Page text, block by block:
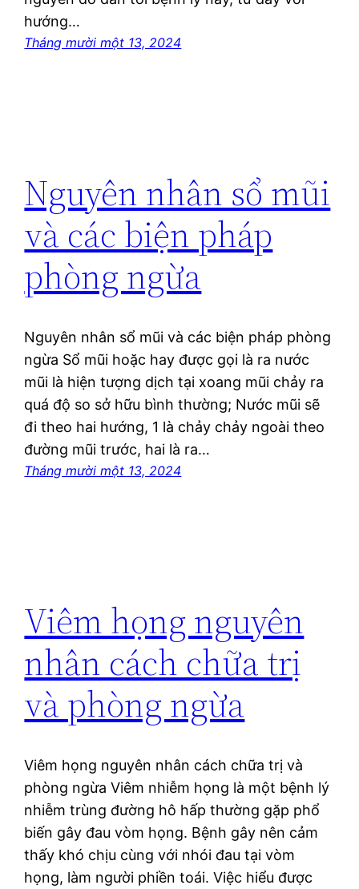
hướng…
Tháng mười một 13, 2024
Nguyên nhân sổ mũi
và các biện pháp
phòng ngừa
Nguyên nhân sổ mũi và các biện pháp phòng
ngừa Sổ mũi hoặc hay được gọi là ra nước
mũi là hiện tượng dịch tại xoang mũi chảy ra
quá độ so sở hữu bình thường; Nước mũi sẽ
đi theo hai hướng, 1 là chảy chảy ngoài theo
đường mũi trước, hai là ra…
Tháng mười một 13, 2024
Viêm họng nguyên
nhân cách chữa trị
và phòng ngừa
Viêm họng nguyên nhân cách chữa trị và
phòng ngừa Viêm nhiễm họng là một bệnh lý
nhiễm trùng đường hô hấp thường gặp phổ
biến gây đau vòm họng. Bệnh gây nên cảm
thấy khó chịu cùng với nhói đau tại vòm
họng, làm người phiền toái. Việc hiểu được